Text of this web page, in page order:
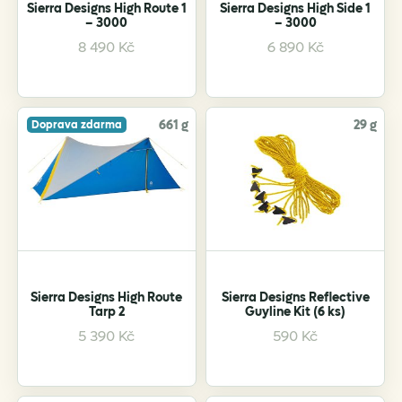
product
page
Sierra Designs High Route 1
– 3000
8 490 Kč
Sierra Designs High Side 1
– 3000
6 890 Kč
Doprava zdarma 661 g
Sierra Designs High Route
Tarp 2
5 390 Kč
29 g
Sierra Designs Reflective
Guyline Kit (6 ks)
590 Kč